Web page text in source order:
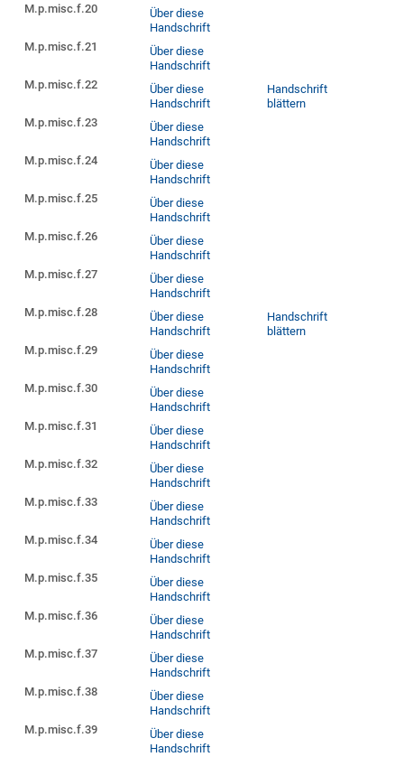
M.p.misc.f.20
Über diese
Handschrift
M.p.misc.f.21
Über diese
Handschrift
M.p.misc.f.22
Über diese
Handschrift
Handschrift
blättern
M.p.misc.f.23
Über diese
Handschrift
M.p.misc.f.24
Über diese
Handschrift
M.p.misc.f.25
Über diese
Handschrift
M.p.misc.f.26
Über diese
Handschrift
M.p.misc.f.27
Über diese
Handschrift
M.p.misc.f.28
Über diese
Handschrift
Handschrift
blättern
M.p.misc.f.29
Über diese
Handschrift
M.p.misc.f.30
Über diese
Handschrift
M.p.misc.f.31
Über diese
Handschrift
M.p.misc.f.32
Über diese
Handschrift
M.p.misc.f.33
Über diese
Handschrift
M.p.misc.f.34
Über diese
Handschrift
M.p.misc.f.35
Über diese
Handschrift
M.p.misc.f.36
Über diese
Handschrift
M.p.misc.f.37
Über diese
Handschrift
M.p.misc.f.38
Über diese
Handschrift
M.p.misc.f.39
Über diese
Handschrift